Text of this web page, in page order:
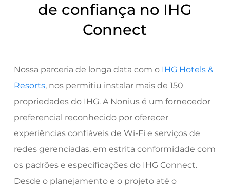
de confiança no IHG
Connect
Nossa parceria de longa data com o IHG Hotels &
Resorts, nos permitiu instalar mais de 150
propriedades do IHG. A Nonius é um fornecedor
preferencial reconhecido por oferecer
experiências confiáveis de Wi-Fi e serviços de
redes gerenciadas, em estrita conformidade com
os padrões e especificações do IHG Connect.
Desde o planejamento e o projeto até o